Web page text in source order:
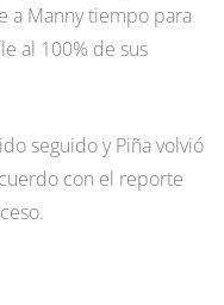
a Manny tiempo para
al 100% de sus
seguido y Piña volvió
con el reporte